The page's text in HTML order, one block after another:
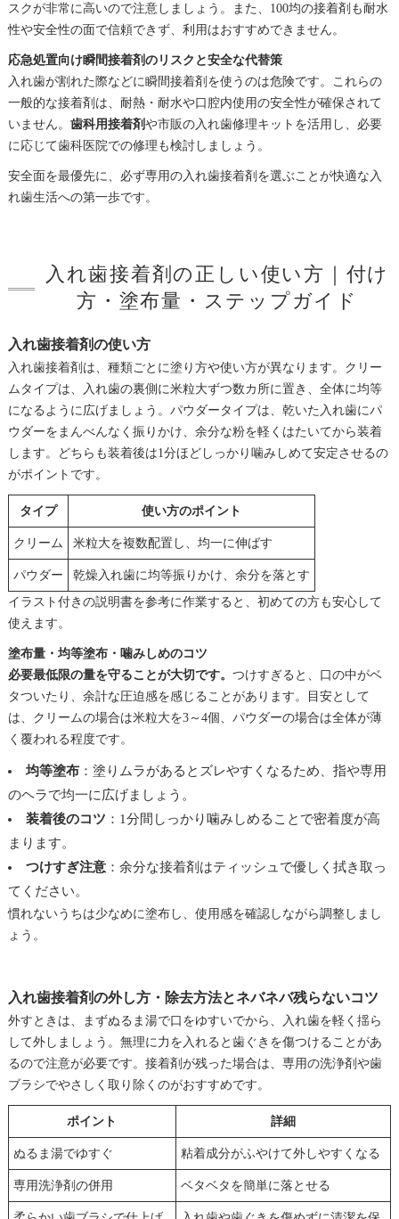
スクが非常に高いので注意しましょう。また、100均の接着剤も耐水
性や安全性の面で信頼できず、利用はおすすめできません。
応急処置向け瞬間接着剤のリスクと安全な代替策
入れ歯が割れた際などに瞬間接着剤を使うのは危険です。これらの
一般的な接着剤は、耐熱・耐水や口腔内使用の安全性が確保されて
いません。 歯科用接着剤や市販の入れ歯修理キットを活用し、必要
に応じて歯科医院での修理も検討しましょう。
安全面を最優先に、必ず専用の入れ歯接着剤を選ぶことが快適な入
れ歯生活への第一歩です。
入れ歯接着剤の正しい使い方｜付け
方・塗布量・ステップガイド
入れ歯接着剤の使い方
入れ歯接着剤は、種類ごとに塗り方や使い方が異なります。クリー
ムタイプは、入れ歯の裏側に米粒大ずつ数カ所に置き、全体に均等
になるように広げましょう。パウダータイプは、乾いた入れ歯にパ
ウダーをまんべんなく振りかけ、余分な粉を軽くはたいてから装着
します。どちらも装着後は1分ほどしっかり噛みしめて安定させるの
がポイントです。
タイプ 使い方のポイント
クリーム 米粒大を複数配置し、均一に伸ばす
パウダー
乾燥入れ歯に均等振りかけ、余分を落とす
イラスト付きの説明書を参考に作業すると、初めての方も安心して
使えます。
塗布量・均等塗布・噛みしめのコツ
必要最低限の量を守ることが大切です。 つけすぎると、口の中がベ
タついたり、余計な圧迫感を感じることがあります。目安として
は、クリームの場合は米粒大を3～4個、パウダーの場合は全体が薄
く覆われる程度です。
均等塗布：塗りムラがあるとズレやすくなるため、指や専用
のヘラで均一に広げましょう。
装着後のコツ ：1分間しっかり噛みしめることで密着度が高
まります。
つけすぎ注意：余分な接着剤はティッシュで優しく拭き取っ
てください。
慣れないうちは少なめに塗布し、使用感を確認しながら調整しまし
ょう。
入れ歯接着剤の外し方・除去方法とネバネバ残らないコツ
外すときは、まずぬるま湯で口をゆすいでから、入れ歯を軽く揺ら
して外しましょう。無理に力を入れると歯ぐきを傷つけることがあ
るので注意が必要です。接着剤が残った場合は、専用の洗浄剤や歯
ブラシでやさしく取り除くのがおすすめです。
ポイント 詳細
ぬるま湯でゆすぐ 粘着成分がふやけて外しやすくなる
専用洗浄剤の併用 ベタベタを簡単に落とせる